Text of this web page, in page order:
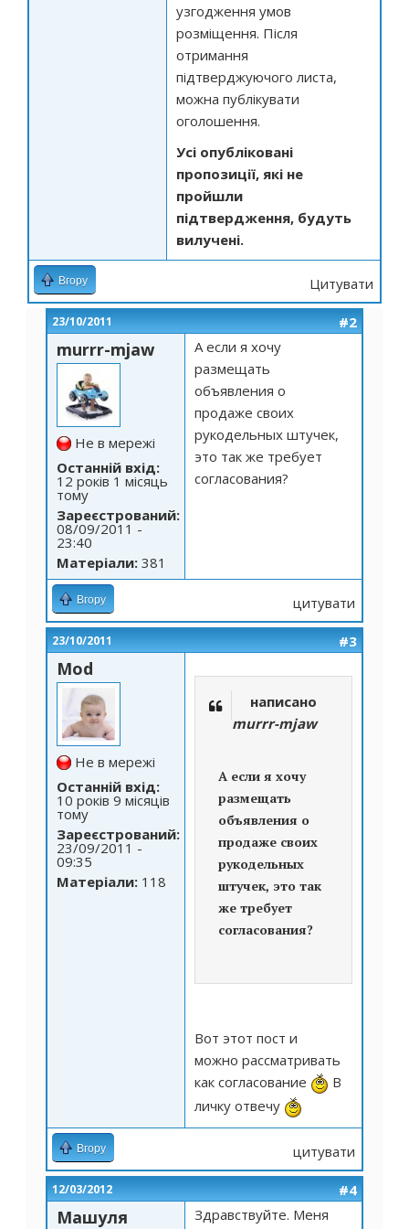
узгодження умов
розміщення. Після
отримання
підтверджуючого листа,
можна публікувати
оголошення.
Усі опубліковані
пропозиції, які не
пройшли
підтвердження, будуть
вилучені.
Вгору Цитувати
23/10/2011 #2
murrr-mjaw
Не в мережі
Останній вхід:
12 років 1 місяць
тому
Зареєстрований:
08/09/2011 -
23:40
Матеріали: 381
А если я хочу
размещать
объявления о
продаже своих
рукодельных штучек,
это так же требует
согласования?
Вгору цитувати
23/10/2011 #3
Mod
Не в мережі
Останній вхід:
10 років 9 місяців
тому
Зареєстрований:
23/09/2011 -
09:35
Матеріали: 118
написано
murrr-mjaw
А если я хочу
размещать
объявления о
продаже своих
рукодельных
штучек, это так
же требует
согласования?
Вот этот пост и
можно рассматривать
как согласование
В
личку отвечу
Вгору цитувати
12/03/2012 #4
Машуля
Здравствуйте. Меня